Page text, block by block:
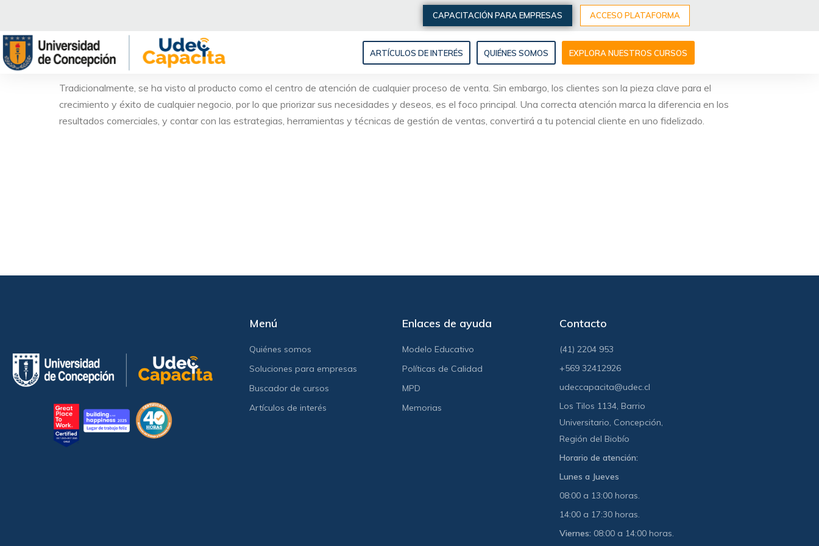
Saltar
al
contenido
CAPACITACIÓN PARA EMPRESAS ACCESO PLATAFORMA
ARTÍCULOS DE INTERÉS QUIÉNES SOMOS EXPLORA NUESTROS CURSOS
Tradicionalmente, se ha visto al producto como el centro de atención de cualquier proceso de venta. Sin embargo, los clientes son la pieza clave para el
crecimiento y éxito de cualquier negocio, por lo que priorizar sus necesidades y deseos, es el foco principal. Una correcta atención marca la diferencia en los
resultados comerciales, y contar con las estrategias, herramientas y técnicas de gestión de ventas, convertirá a tu potencial cliente en uno fidelizado.
Menú
Quiénes somos
Soluciones para empresas
Buscador de cursos
Artículos de interés
Enlaces de ayuda
Modelo Educativo
Políticas de Calidad
MPD
Memorias
Contacto
(41) 2204 953
+569 32412926
udeccapacita@udec.cl
Los Tilos 1134, Barrio
Universitario, Concepción,
Región del Biobío
Horario de atención:
Lunes a Jueves
08:00 a 13:00 horas.
14:00 a 17:30 horas.
Viernes: 08:00 a 14:00 horas.